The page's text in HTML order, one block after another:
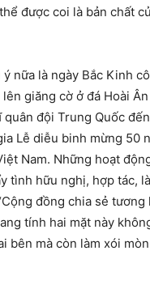
được coi là bản chất
nữa là ngày Bắc Kinh
giăng cờ ở đá Hoài
quân đội Trung Quốc
Lễ diễu binh mừng 50
Nam. Những hoạt
tình hữu nghị, hợp tác,
đồng chia sẻ tương
tính hai mặt này
bên mà còn làm xói